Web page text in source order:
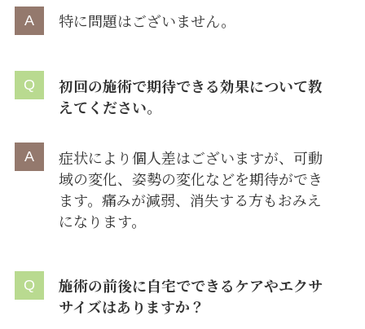
特に問題はございません。
初回の施術で期待できる効果について教
えてください。
症状により個人差はございますが、可動
域の変化、姿勢の変化などを期待ができ
ます。痛みが減弱、消失する方もおみえ
になります。
施術の前後に自宅でできるケアやエクサ
サイズはありますか？